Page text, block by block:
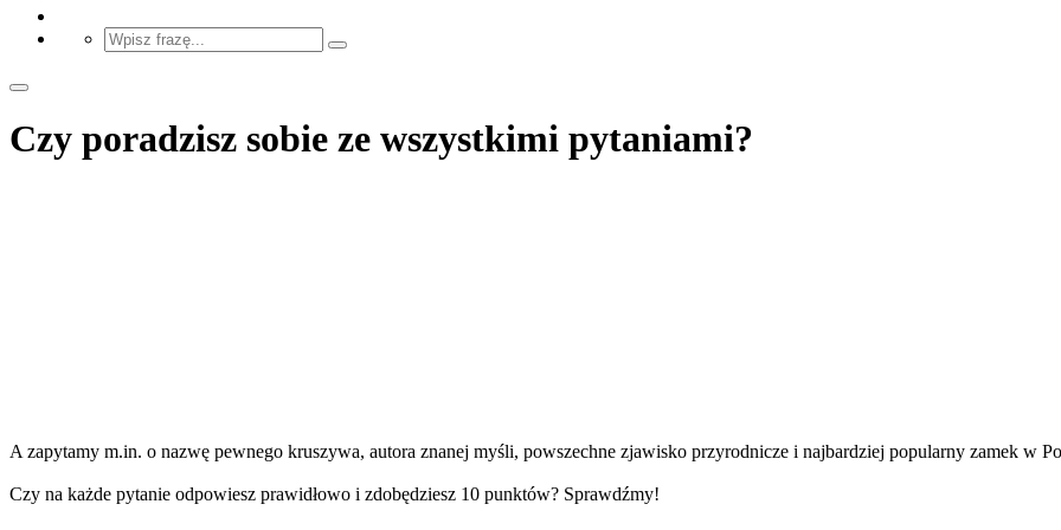
Czy poradzisz sobie ze wszystkimi pytaniami?
A zapytamy m.in. o nazwę pewnego kruszywa, autora znanej myśli, powszechne zjawisko przyrodnicze i najbardziej popularny zamek w
Czy na każde pytanie odpowiesz prawidłowo i zdobędziesz 10 punktów? Sprawdźmy!